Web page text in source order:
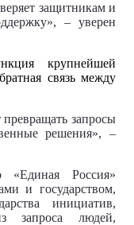
защитникам и
– уверен
крупнейшей
связь между
превращать запросы
решения», –
«Единая Россия»
и государством,
инициатив,
запроса людей,